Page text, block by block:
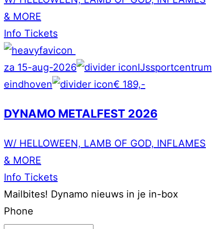
& MORE
Info Tickets
za 15-aug-2026
IJssportcentrum
eindhoven
€ 189,-
DYNAMO METALFEST 2026
W/ HELLOWEEN, LAMB OF GOD, INFLAMES
& MORE
Info Tickets
Mailbites! Dynamo nieuws in je in-box
Phone